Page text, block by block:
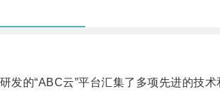
“ABC云”平台汇集了多项先进的技术